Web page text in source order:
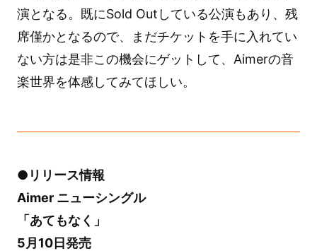
演となる。既にSold Outしている公演もあり、残
席僅かとなるので、まだチケットを手に入れてい
ない方は是非この機会にゲットして、Aimerの音
楽世界を体感してみてほしい。
●リリース情報
Aimer ニューシングル
「あてもなく」
5月10日発売